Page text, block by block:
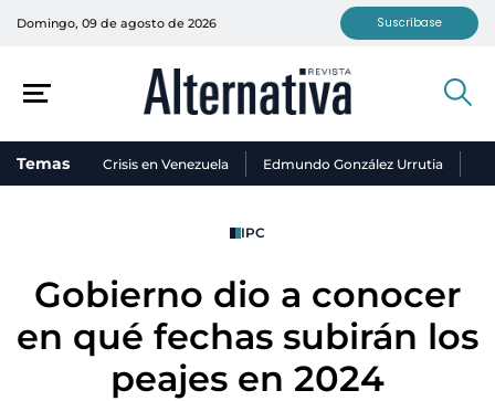
Domingo, 09 de agosto de 2026 Suscríbase
Temas Crisis en Venezuela Edmundo González Urrutia
IPC
Gobierno dio a conocer
en qué fechas subirán los
peajes en 2024